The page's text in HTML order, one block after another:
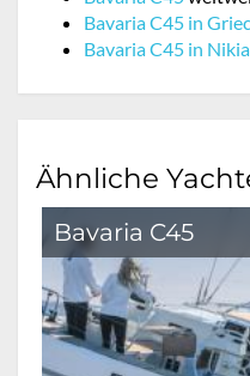
Bavaria C45 in
Bavaria C45 in
Ähnliche
Bavaria C45